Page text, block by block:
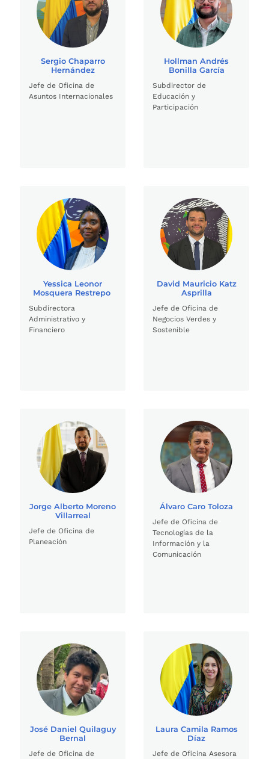
Sergio Chaparro
Hernández
Jefe de Oficina de
Asuntos Internacionales
Hollman Andrés
Bonilla García
Subdirector de
Educación y
Participación
Yessica Leonor
Mosquera Restrepo
Subdirectora
Administrativo y
Financiero
David Mauricio Katz
Asprilla
Jefe de Oficina de
Negocios Verdes y
Sostenible
Jorge Alberto Moreno
Villarreal
Jefe de Oficina de
Planeación
Álvaro Caro Toloza
Jefe de Oficina de
Tecnologías de la
Información y la
Comunicación
José Daniel Quilaguy
Bernal
Jefe de Oficina de
Laura Camila Ramos
Díaz
Jefe de Oficina Asesora